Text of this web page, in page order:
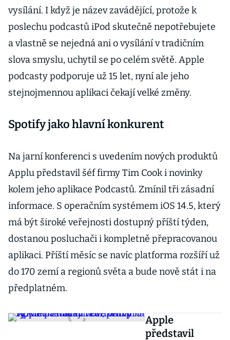
vysílání. I když je název zavádějící, protože k
poslechu podcastů iPod skutečně nepotřebujete
a vlastně se nejedná ani o vysílání v tradičním
slova smyslu, uchytil se po celém světě. Apple
podcasty podporuje už 15 let, nyní ale jeho
stejnojmennou aplikaci čekají velké změny.
Spotify jako hlavní konkurent
Na jarní konferenci s uvedením nových produktů
Applu představil šéf firmy Tim Cook i novinky
kolem jeho aplikace Podcastů. Zmínil tři zásadní
informace. S operačním systémem iOS 14.5, který
má být široké veřejnosti dostupný příští týden,
dostanou posluchači i kompletně přepracovanou
aplikaci. Příští měsíc se navíc platforma rozšíří už
do 170 zemí a regionů světa a bude nově stát i na
předplatném.
Apple
představil